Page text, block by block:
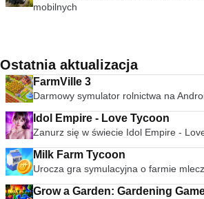
mobilnych
Ostatnia aktualizacja
FarmVille 3
Darmowy symulator rolnictwa na
Idol Empire - Love Tycoon
Zanurz się w świecie Idol Empire -
Milk Farm Tycoon
Urocza gra symulacyjna o farmie
Grow a Garden: Gardening